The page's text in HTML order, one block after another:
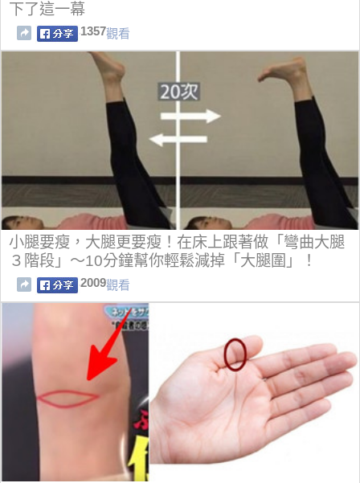
下了這一幕
1357觀看
小腿要瘦，大腿更要瘦！在床上跟著做「彎曲大腿
３階段」～10分鐘幫你輕鬆減掉「大腿圍」！
2009觀看